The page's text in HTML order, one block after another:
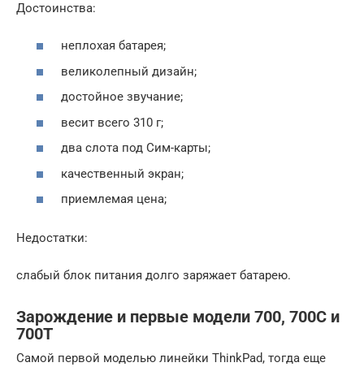
Достоинства:
неплохая батарея;
великолепный дизайн;
достойное звучание;
весит всего 310 г;
два слота под Сим-карты;
качественный экран;
приемлемая цена;
Недостатки:
слабый блок питания долго заряжает батарею.
Зарождение и первые модели 700, 700C и
700T
Самой первой моделью линейки ThinkPad, тогда еще